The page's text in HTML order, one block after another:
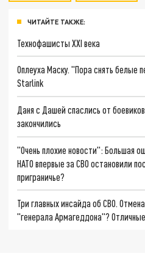
ЧИТАЙТЕ ТАКЖЕ:
Технофашисты XXI века
Оплеуха Маску. "Пора снять белые
Starlink
Даня с Дашей спаслись от
закончились
"Очень плохие новости": Большая
НАТО впервые за СВО остановили
приграничье?
Три главных инсайда об СВО.
"генерала Армагеддона"?